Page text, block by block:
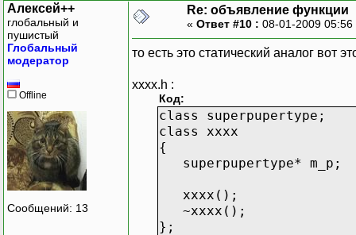
Алексей++
глобальный и
пушистый
Глобальный
модератор
Offline
Сообщений: 13
Re: объявление функции
« Ответ #10 : 08-01-2009
то есть это статический аналог вот
xxxx.h :
Код:
class superpupertype;
class xxxx
{
superpupertype* m_p;
xxxx();
~xxxx();
};